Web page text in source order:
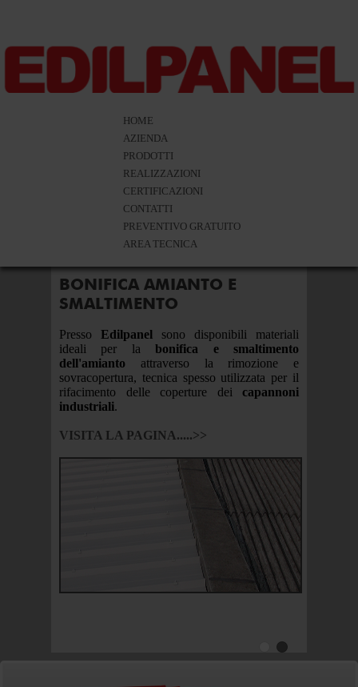
HOME
AZIENDA
PRODOTTI
REALIZZAZIONI
CERTIFICAZIONI
CONTATTI
PREVENTIVO GRATUITO
AREA TECNICA
BONIFICA AMIANTO E
SMALTIMENTO
Presso Edilpanel sono disponibili materiali
ideali per labonifica e smaltimento
dell'amianto attraverso la rimozione e
sovracopertura, tecnica spesso utilizzata per il
rifacimento delle coperture dei capannoni
industriali.
VISITA LA PAGINA.....>>